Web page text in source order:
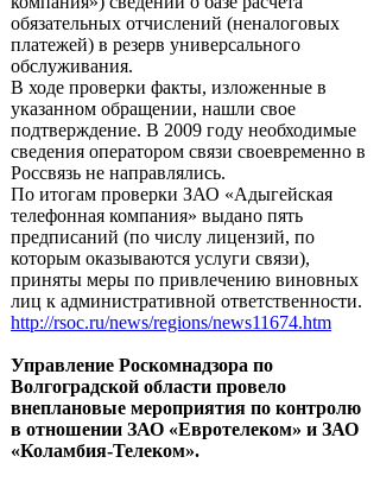
обязательных отчислений (неналоговых
платежей) в резерв универсального
обслуживания.
В ходе проверки факты, изложенные в
указанном обращении, нашли свое
подтверждение. В 2009 году необходимые
сведения оператором связи своевременно в
Россвязь не направлялись.
По итогам проверки ЗАО «Адыгейская
телефонная компания» выдано пять
предписаний (по числу лицензий, по
которым оказываются услуги связи),
приняты меры по привлечению виновных
лиц к административной ответственности.
http://rsoc.ru/news/regions/news11674.htm
Управление Роскомнадзора по
Волгоградской области провело
внеплановые мероприятия по контролю
в отношении ЗАО «Евротелеком» и ЗАО
«Коламбия-Телеком».